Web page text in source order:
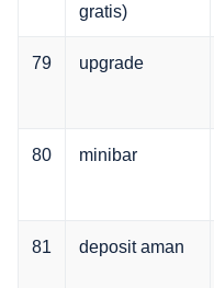
gratis)
79 upgrade
80 minibar
81 deposit aman